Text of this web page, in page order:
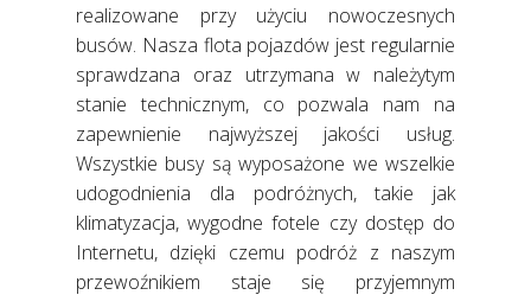
realizowane przy użyciu nowoczesnych
busów. Nasza flota pojazdów jest regularnie
sprawdzana oraz utrzymana w należytym
stanie technicznym, co pozwala nam na
zapewnienie najwyższej jakości usług.
Wszystkie busy są wyposażone we wszelkie
udogodnienia dla podróżnych, takie jak
klimatyzacja, wygodne fotele czy dostęp do
Internetu, dzięki czemu podróż z naszym
przewoźnikiem staje się przyjemnym